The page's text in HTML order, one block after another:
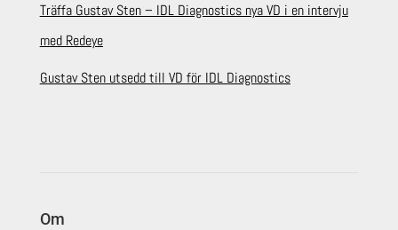
Träffa Gustav Sten – IDL Diagnostics nya VD i en intervju
med Redeye
Gustav Sten utsedd till VD för IDL Diagnostics
Om